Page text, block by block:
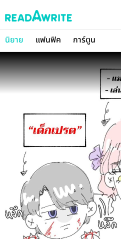
นิยาย แฟนฟิค การ์ตูน